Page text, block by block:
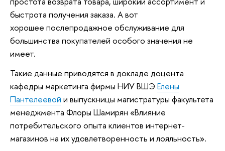
быстрота получения заказа. А вот
хорошее послепродажное обслуживание для
большинства покупателей особого значения не
имеет.
Такие данные приводятся в докладе доцента
кафедры маркетинга фирмы НИУ ВШЭ Елены
Пантелеевой и выпускницы магистратуры факультета
менеджмента Флоры Шамирян «Влияние
потребительского опыта клиентов интернет-
магазинов на их удовлетворенность и лояльность».